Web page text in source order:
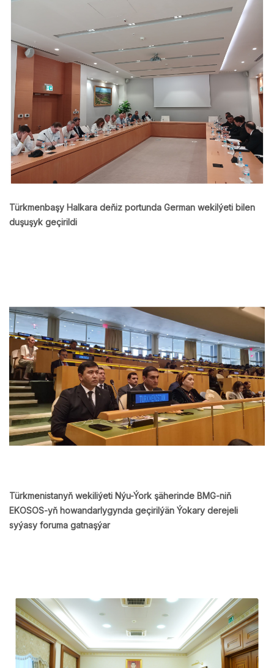
Türkmenbaşy Halkara deňiz portunda German wekilýeti bilen
duşuşyk geçirildi
Türkmenistanyň wekiliýeti Nýu-Ýork şäherinde BMG-niň
EKOSOS-yň howandarlygynda geçirilýän Ýokary derejeli
syýasy foruma gatnaşýar